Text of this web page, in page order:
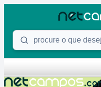
Procure o que deseja